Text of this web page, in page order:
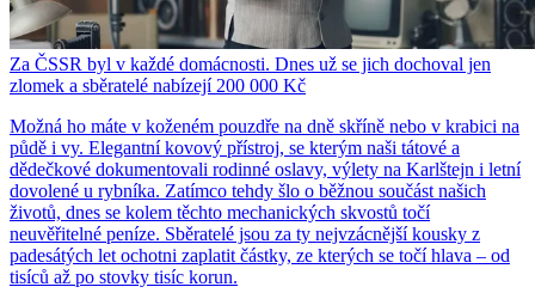
Za ČSSR byl v každé domácnosti. Dnes už se jich dochoval jen
zlomek a sběratelé nabízejí 200 000 Kč
Možná ho máte v koženém pouzdře na dně skříně nebo v krabici na
půdě i vy. Elegantní kovový přístroj, se kterým naši tátové a
dědečkové dokumentovali rodinné oslavy, výlety na Karlštejn i letní
dovolené u rybníka. Zatímco tehdy šlo o běžnou součást našich
životů, dnes se kolem těchto mechanických skvostů točí
neuvěřitelné peníze. Sběratelé jsou za ty nejvzácnější kousky z
padesátých let ochotni zaplatit částky, ze kterých se točí hlava – od
tisíců až po stovky tisíc korun.